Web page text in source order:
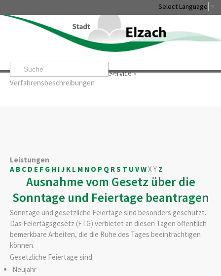
Select Language
Startseite» »Service»
Verfahrensbeschreibungen
Leben & Erleben Rathaus & Service
Leistungen
A B C D E F G H IJ K L M N O P Q RS T U VWXY Z
Ausnahme vom Gesetz über die
Sonntage und Feiertage beantragen
Sonntage und gesetzliche Feiertage sind besonders geschützt.
Das Feiertagsgesetz (FTG) verbietet an diesen Tagen öffentlich
bemerkbare Arbeiten, die die Ruhe des Tages beeinträchtigen
können.
Gesetzliche Feiertage sind:
Neujahr